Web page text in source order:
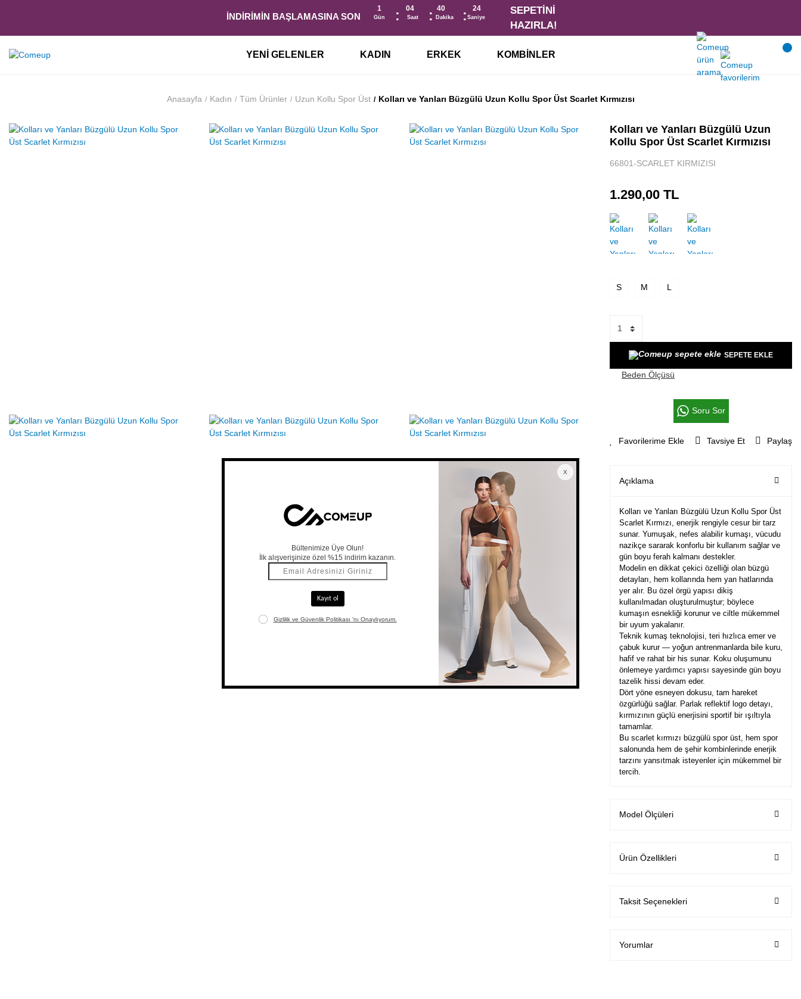
İNDİRİMİN BAŞLAMASINA SON
1
Gün
04
Saat
40
Dakika
23
Saniye
YENI GELENLER KADIN ERKEK KOMBINLER
Anasayfa Kadın Tüm Ürünler Uzun Kollu Spor Üst Kolları ve Yanları Büzgülü Uzun Kollu Spor Üst Scarlet Kırmızısı
Kolları ve Yanları Büzgülü Uzun
Kollu Spor Üst Scarlet Kırmızısı
66801-SCARLET KIRMIZISI
1.290,00 TL
S M L
SEPETE EKLE
Beden Ölçüsü
Soru Sor
Tavsiye Et Paylaş
Açıklama
Kolları ve Yanları Büzgülü Uzun Kollu Spor Üst
Scarlet Kırmızı, enerjik rengiyle cesur bir tarz
sunar. Yumuşak, nefes alabilir kumaşı, vücudu
nazikçe sararak konforlu bir kullanım sağlar ve
gün boyu ferah kalmanı destekler.
Modelin en dikkat çekici özelliği olan büzgü
detayları, hem kollarında hem yan hatlarında
yer alır. Bu özel örgü yapısı dikiş
kullanılmadan oluşturulmuştur; böylece
kumaşın esnekliği korunur ve ciltle mükemmel
bir uyum yakalanır.
Teknik kumaş teknolojisi, teri hızlıca emer ve
çabuk kurur — yoğun antrenmanlarda bile kuru,
hafif ve rahat bir his sunar. Koku oluşumunu
önlemeye yardımcı yapısı sayesinde gün boyu
tazelik hissi devam eder.
Dört yöne esneyen dokusu, tam hareket
özgürlüğü sağlar. Parlak reflektif logo detayı,
kırmızının güçlü enerjisini sportif bir ışıltıyla
tamamlar.
Bu scarlet kırmızı büzgülü spor üst, hem spor
salonunda hem de şehir kombinlerinde enerjik
tarzını yansıtmak isteyenler için mükemmel bir
tercih.
Model Ölçüleri
Ürün Özellikleri
Taksit Seçenekleri
Yorumlar